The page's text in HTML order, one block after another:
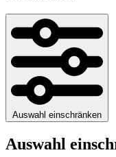
Auswahl einschränken
Auswahl